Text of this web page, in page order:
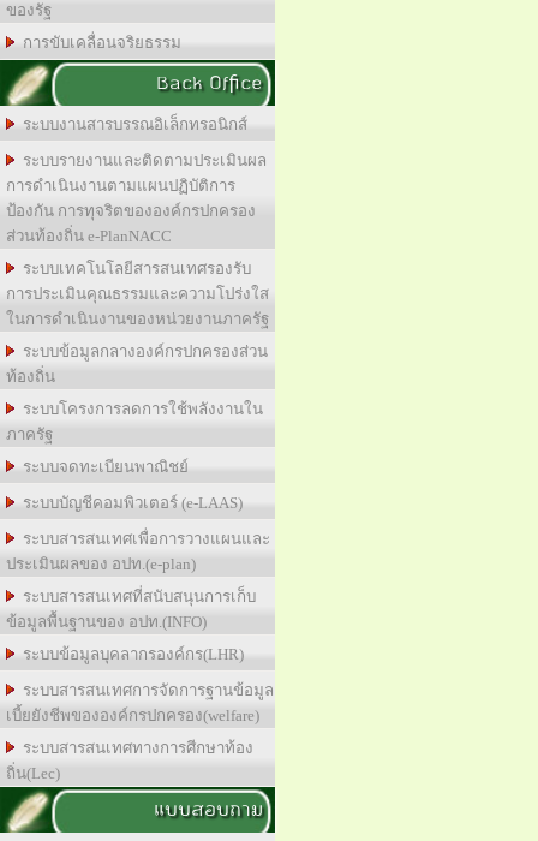
ของรัฐ
การขับเคลื่อนจริยธรรม
Back Office
ระบบงานสารบรรณอิเล็กทรอนิกส์
ระบบรายงานและติดตามประเมินผล
การดำเนินงานตามแผนปฏิบัติการ
ป้องกัน การทุจริตขององค์กรปกครอง
ส่วนท้องถิ่น e-PlanNACC
ระบบเทคโนโลยีสารสนเทศรองรับ
การประเมินคุณธรรมและความโปร่งใส
ในการดำเนินงานของหน่วยงานภาครัฐ
ระบบข้อมูลกลางองค์กรปกครองส่วน
ท้องถิ่น
ระบบโครงการลดการใช้พลังงานใน
ภาครัฐ
ระบบจดทะเบียนพาณิชย์
ระบบบัญชีคอมพิวเตอร์ (e-LAAS)
ระบบสารสนเทศเพื่อการวางแผนและ
ประเมินผลของ อปท.(e-plan)
ระบบสารสนเทศที่สนับสนุนการเก็บ
ข้อมูลพื้นฐานของ อปท.(INFO)
ระบบข้อมูลบุคลากรองค์กร(LHR)
ระบบสารสนเทศการจัดการฐานข้อมูล
เบี้ยยังชีพขององค์กรปกครอง(welfare)
ระบบสารสนเทศทางการศีกษาท้อง
ถิ่น(Lec)
แบบสอบถาม